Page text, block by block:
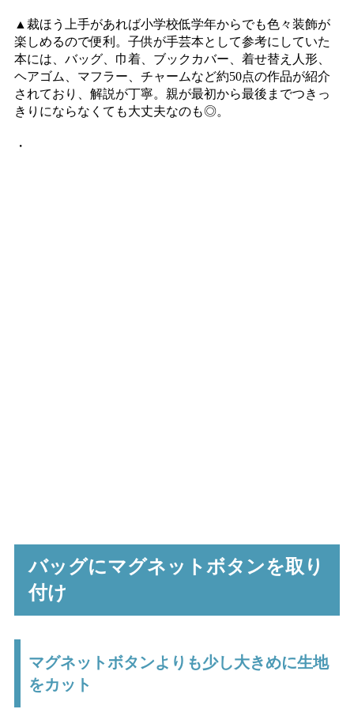
▲裁ほう上手があれば小学校低学年からでも色々装飾が
楽しめるので便利。子供が手芸本として参考にしていた
本には、バッグ、巾着、ブックカバー、着せ替え人形、
ヘアゴム、マフラー、チャームなど約50点の作品が紹介
されており、解説が丁寧。親が最初から最後までつきっ
きりにならなくても大丈夫なのも◎。
・
バッグにマグネットボタンを取り
付け
マグネットボタンよりも少し大きめに生地
をカット